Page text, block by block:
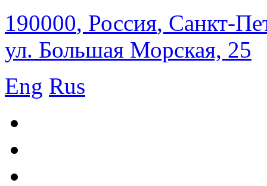
190000, Россия, Санкт-
ул. Большая Морская, 25
Eng Rus